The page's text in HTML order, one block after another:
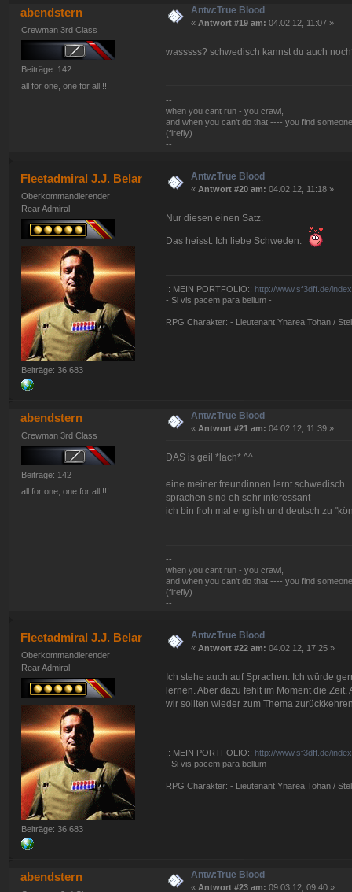
abendstern
Crewman 3rd Class
Beiträge: 142
all for one, one for all !!!
Antw:True Blood
« Antwort #19 am: 04.02.12, 11:07 »
wasssss? schwedisch kannst du auch
--
when you cant run - you crawl,
and when you can't do that ---- you find
(firefly)
--
Fleetadmiral J.J. Belar
Oberkommandierender
Rear Admiral
Beiträge: 36.683
Antw:True Blood
« Antwort #20 am: 04.02.12, 11:18 »
Nur diesen einen Satz.
Das heisst: Ich liebe Schweden.
:: MEIN PORTFOLIO:: http://www.sf3dff.de/
- Si vis pacem para bellum -
RPG Charakter: - Lieutenant Ynarea Tohan /
abendstern
Crewman 3rd Class
Beiträge: 142
all for one, one for all !!!
Antw:True Blood
« Antwort #21 am: 04.02.12, 11:39 »
DAS is geil *lach* ^^
eine meiner freundinnen lernt schwedisch
sprachen sind eh sehr interessant
ich bin froh mal english und deutsch zu
--
when you cant run - you crawl,
and when you can't do that ---- you find
(firefly)
--
Fleetadmiral J.J. Belar
Oberkommandierender
Rear Admiral
Beiträge: 36.683
Antw:True Blood
« Antwort #22 am: 04.02.12, 17:25 »
Ich stehe auch auf Sprachen. Ich würde
lernen. Aber dazu fehlt im Moment die
wir sollten wieder zum Thema
:: MEIN PORTFOLIO:: http://www.sf3dff.de/
- Si vis pacem para bellum -
RPG Charakter: - Lieutenant Ynarea Tohan /
abendstern Antw:True Blood
« Antwort #23 am: 09.03.12, 09:40 »